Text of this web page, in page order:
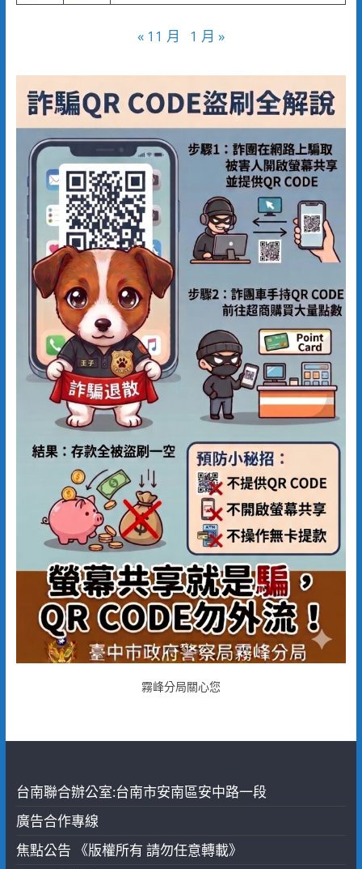
« 11 月 1 月 »
霧峰分局關心您
台南聯合辦公室:台南市安南區安中路一段
廣告合作專線
焦點公告 《版權所有 請勿任意轉載》